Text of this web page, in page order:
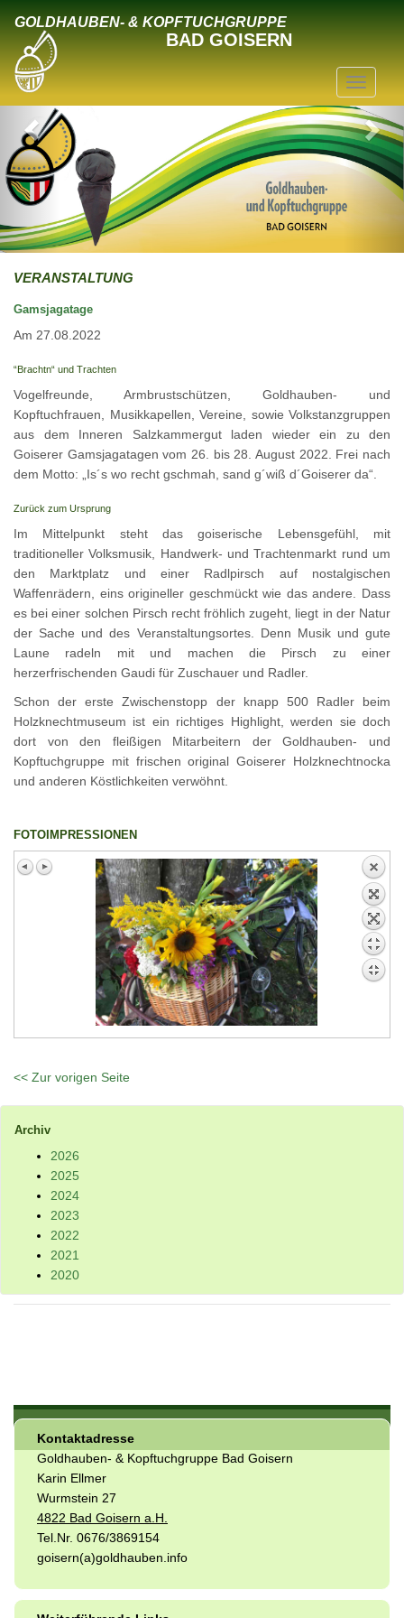
GOLDHAUBEN- & KOPFTUCHGRUPPE
BAD GOISERN
VERANSTALTUNG
Gamsjagatage
Am 27.08.2022
“Brachtn“ und Trachten
Vogelfreunde, Armbrustschützen, Goldhauben- und
Kopftuchfrauen, Musikkapellen, Vereine, sowie Volkstanzgruppen
aus dem Inneren Salzkammergut laden wieder ein zu den
Goiserer Gamsjagatagen vom 26. bis 28. August 2022. Frei nach
dem Motto: „Is´s wo recht gschmah, sand g´wiß d´Goiserer da“.
Zurück zum Ursprung
Im Mittelpunkt steht das goiserische Lebensgefühl, mit
traditioneller Volksmusik, Handwerk- und Trachtenmarkt rund um
den Marktplatz und einer Radlpirsch auf nostalgischen
Waffenrädern, eins origineller geschmückt wie das andere. Dass
es bei einer solchen Pirsch recht fröhlich zugeht, liegt in der Natur
der Sache und des Veranstaltungsortes. Denn Musik und gute
Laune radeln mit und machen die Pirsch zu einer
herzerfrischenden Gaudi für Zuschauer und Radler.
Schon der erste Zwischenstopp der knapp 500 Radler beim
Holzknechtmuseum ist ein richtiges Highlight, werden sie doch
dort von den fleißigen Mitarbeitern der Goldhauben- und
Kopftuchgruppe mit frischen original Goiserer Holzknechtnocka
und anderen Köstlichkeiten verwöhnt.
FOTOIMPRESSIONEN
<< Zur vorigen Seite
Archiv
2026
2025
2024
2023
2022
2021
2020
Kontaktadresse
Goldhauben- & Kopftuchgruppe Bad Goisern
Karin Ellmer
Wurmstein 27
4822 Bad Goisern a.H.
Tel.Nr. 0676/3869154
goisern(a)goldhauben.info